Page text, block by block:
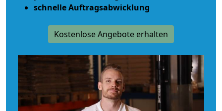
schnelle Auftragsabwicklung
Kostenlose Angebote erhalten